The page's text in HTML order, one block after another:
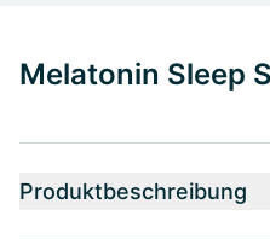
Melatonin Sleep
Produktbeschreibung